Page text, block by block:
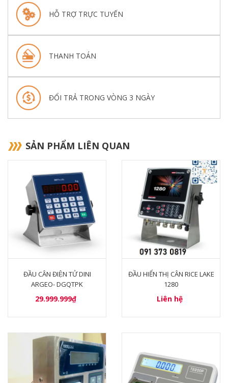
HỖ TRỢ TRỰC TUYẾN
THANH TOÁN
ĐỔI TRẢ TRONG VÒNG 3 NGÀY
SẢN PHẨM LIÊN QUAN
ĐẦU CÂN ĐIỆN TỬ DINI
ARGEO- DGQTPK
29.999.999₫
ĐẦU HIỂN THỊ CÂN RICE LAKE
1280
Liên hệ